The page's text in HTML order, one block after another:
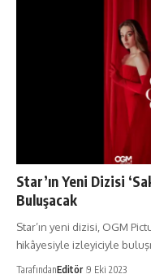
Star’ın Yeni Dizisi
Buluşacak
Star’ın yeni dizisi, OGM
hikâyesiyle izleyiciyle
TarafındanEditör 9 Eki 2023